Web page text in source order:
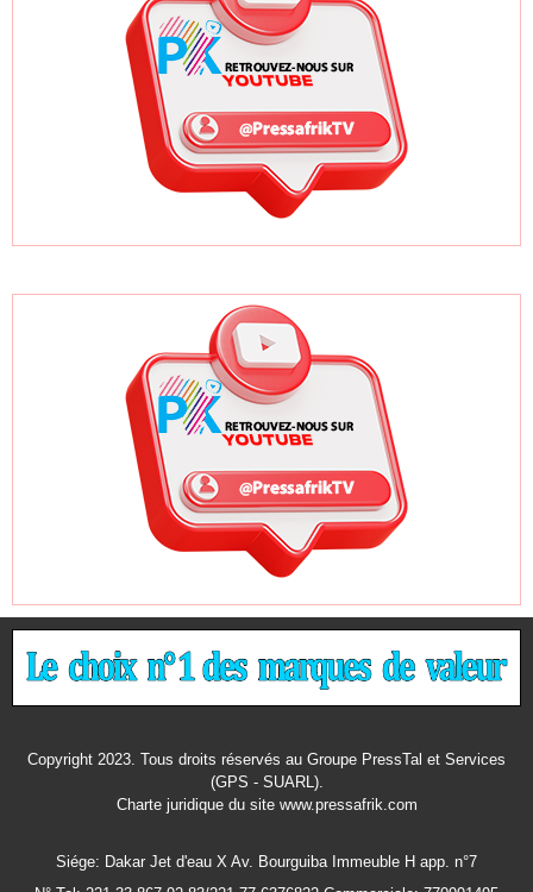
Copyright 2023. Tous droits réservés au Groupe PressTal et Services
(GPS - SUARL).
Charte juridiquedu site www.pressafrik.com
Siége: Dakar Jet d'eau X Av. Bourguiba Immeuble H app. n°7